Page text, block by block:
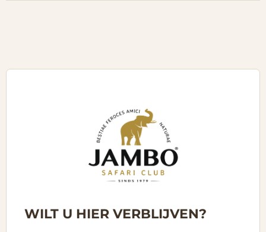
WILT U HIER VERBLIJVEN?